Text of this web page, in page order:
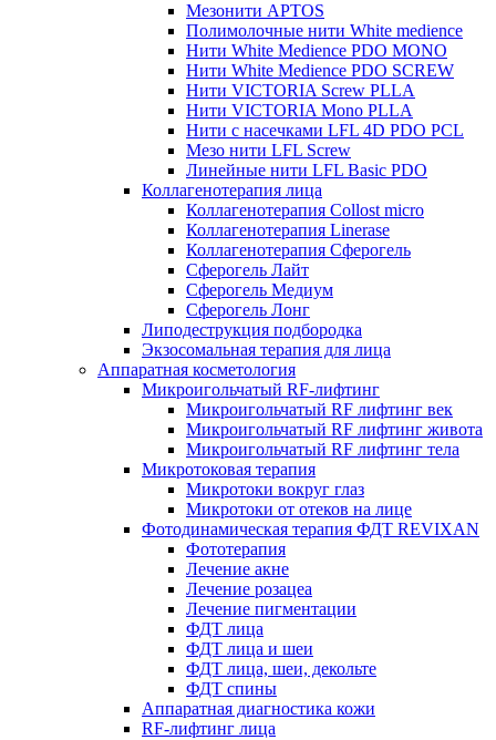
Мезонити APTOS
Полимолочные нити White medience
Нити White Medience PDO MONO
Нити White Medience PDO SCREW
Нити VICTORIA Screw PLLA
Нити VICTORIA Mono PLLA
Нити с насечками LFL 4D PDO PCL
Мезо нити LFL Screw
Линейные нити LFL Basic PDO
Коллагенотерапия лица
Коллагенотерапия Collost micro
Коллагенотерапия Linerase
Коллагенотерапия Сферогель
Сферогель Лайт
Сферогель Медиум
Сферогель Лонг
Липодеструкция подбородка
Экзосомальная терапия для лица
Аппаратная косметология
Микроигольчатый RF-лифтинг
Микроигольчатый RF лифтинг век
Микроигольчатый RF лифтинг живота
Микроигольчатый RF лифтинг тела
Микротоковая терапия
Микротоки вокруг глаз
Микротоки от отеков на лице
Фотодинамическая терапия ФДТ REVIXAN
Фототерапия
Лечение акне
Лечение розацеа
Лечение пигментации
ФДТ лица
ФДТ лица и шеи
ФДТ лица, шеи, декольте
ФДТ спины
Аппаратная диагностика кожи
RF-лифтинг лица